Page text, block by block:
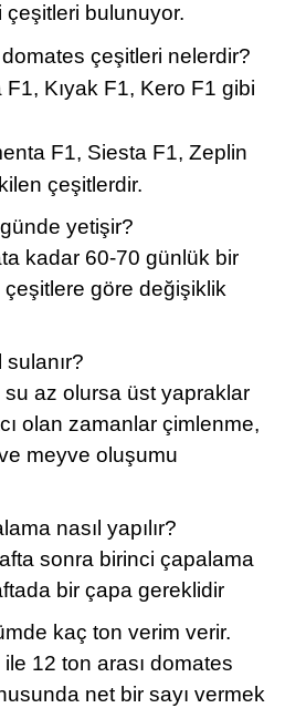
bulunuyor.
çeşitleri nelerdir?
Kıyak F1, Kero F1 gibi
F1, Siesta F1, Zeplin
çeşitlerdir.
yetişir?
kadar 60-70 günlük bir
göre değişiklik
az olursa üst yapraklar
olan zamanlar çimlenme,
meyve oluşumu
nasıl yapılır?
sonra birinci çapalama
bir çapa gereklidir
kaç ton verim verir.
12 ton arası domates
net bir sayı vermek